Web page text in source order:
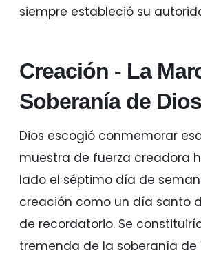
siempre estableció su
Creación - La
Soberanía de Dios
Dios escogió conmemorar
muestra de fuerza creadora
lado el séptimo día de
creación como un día santo
de recordatorio. Se
tremenda de la soberanía de